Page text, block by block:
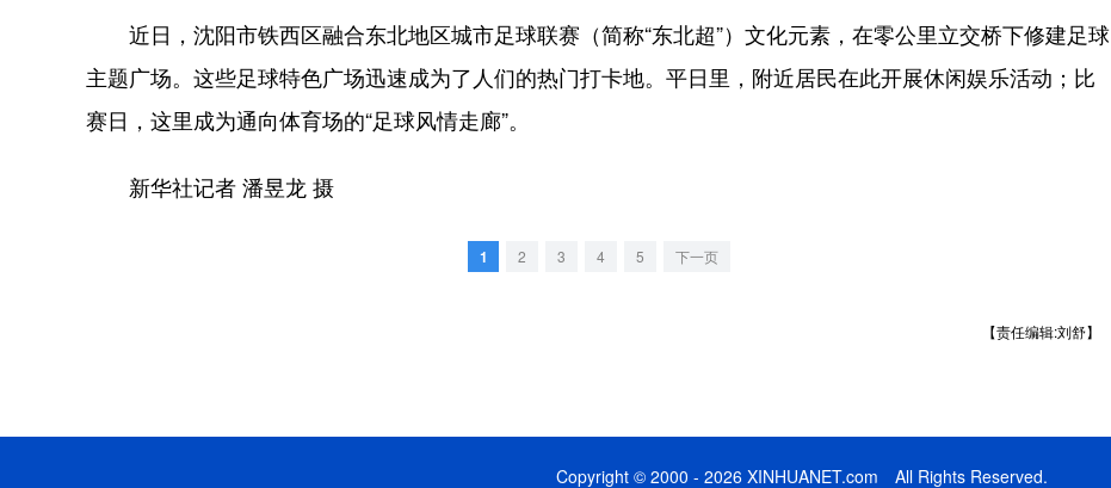
近日，沈阳市铁西区融合东北地区城市足球联赛（简称“东北超”）文化元素，在零公里立交桥下修建足球
主题广场。这些足球特色广场迅速成为了人们的热门打卡地。平日里，附近居民在此开展休闲娱乐活动；比
赛日，这里成为通向体育场的“足球风情走廊”。
新华社记者 潘昱龙 摄
1 2 3 4 5 下一页
【责任编辑:刘舒】
Copyright © 2000 - 2026 XINHUANET.com All Rights Reserved.